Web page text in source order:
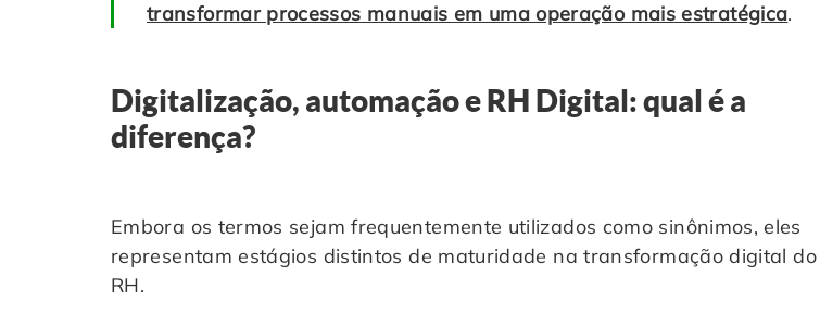
transformar processos manuais em uma operação mais estratégica.
Digitalização, automação e RH Digital: qual é a
diferença?
Embora os termos sejam frequentemente utilizados como sinônimos, eles
representam estágios distintos de maturidade na transformação digital do
RH.